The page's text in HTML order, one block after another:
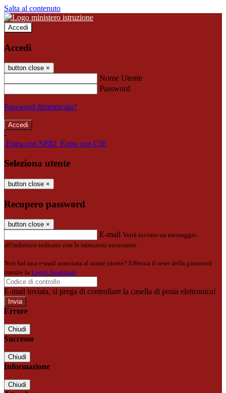
Salta al contenuto
Accedi
Accedi
button close ×
Nome Utente
Password
Password dimenticata?
-
Entra con SPID Entra con CIE
Seleziona utente
button close ×
Recupero password
button close ×
E-mail Verrà inviato un messaggio
all'indirizzo indicato con le istruzioni necessarie.
Non hai una e-mail associata al nome utente? Effettua il reset della password
tramite la Login Spaggiari
E-mail inviata, si prega di controllare la casella di posta elettronica!
Errore
Chiudi
Successo
Chiudi
Informazione
Chiudi